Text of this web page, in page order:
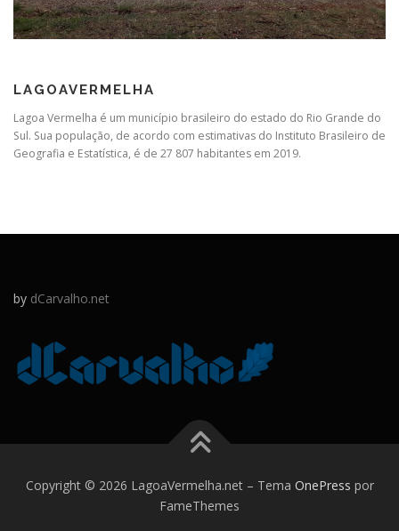
LAGOAVERMELHA
Lagoa Vermelha é um município brasileiro do estado do Rio Grande do
Sul. Sua população, de acordo com estimativas do Instituto Brasileiro de
Geografia e Estatística, é de 27 807 habitantes em 2019.
by dCarvalho.net
Copyright © 2026 LagoaVermelha.net – Tema OnePress por
FameThemes